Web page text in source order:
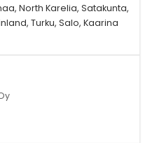
North Karelia, Satakunta,
Turku, Salo, Kaarina